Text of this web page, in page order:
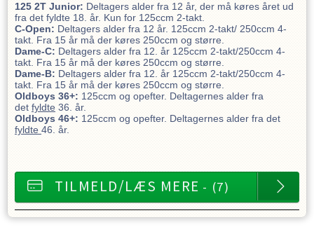
125 2T Junior: Deltagers alder fra 12 år, der må køres året ud
fra det fyldte 18. år. Kun for 125ccm 2-takt.
C-Open: Deltagers alder fra 12 år. 125ccm 2-takt/ 250ccm 4-
takt. Fra 15 år må der køres 250ccm og større.
Dame-C: Deltagers alder fra 12. år 125ccm 2-takt/250ccm 4-
takt. Fra 15 år må der køres 250ccm og større.
Dame-B: Deltagers alder fra 12. år 125ccm 2-takt/250ccm 4-
takt. Fra 15 år må der køres 250ccm og større.
Oldboys 36+: 125ccm og opefter. Deltagernes alder fra
det fyldte 36. år.
Oldboys 46+: 125ccm og opefter. Deltagernes alder fra det
fyldte 46. år.
TILMELD/LÆS MERE - (7)